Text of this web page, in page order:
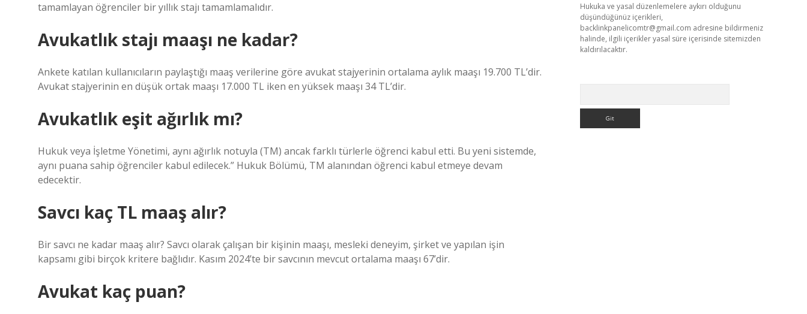
tamamlayan öğrenciler bir yıllık stajı tamamlamalıdır.
Avukatlık stajı maaşı ne kadar?
Ankete katılan kullanıcıların paylaştığı maaş verilerine göre avukat stajyerinin ortalama aylık maaşı 19.700 TL’dir.
Avukat stajyerinin en düşük ortak maaşı 17.000 TL iken en yüksek maaşı 34 TL’dir.
Avukatlık eşit ağırlık mı?
Hukuk veya İşletme Yönetimi, aynı ağırlık notuyla (TM) ancak farklı türlerle öğrenci kabul etti. Bu yeni sistemde,
aynı puana sahip öğrenciler kabul edilecek.” Hukuk Bölümü, TM alanından öğrenci kabul etmeye devam
edecektir.
Savcı kaç TL maaş alır?
Bir savcı ne kadar maaş alır? Savcı olarak çalışan bir kişinin maaşı, mesleki deneyim, şirket ve yapılan işin
kapsamı gibi birçok kritere bağlıdır. Kasım 2024’te bir savcının mevcut ortalama maaşı 67’dir.
Avukat kaç puan?
Hukuka ve yasal düzenlemelere aykırı olduğunu
düşündüğünüz içerikleri,
backlinkpanelicomtr@gmail.com adresine bildirmeniz
halinde, ilgili içerikler yasal süre içerisinde sitemizden
kaldırılacaktır.